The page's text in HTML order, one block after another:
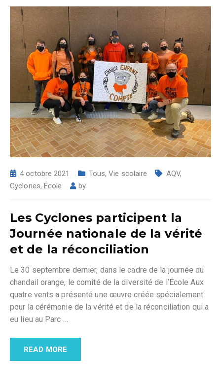
4 octobre 2021 Tous,Vie scolaire AQV,
Cyclones,École by
Les Cyclones participent la
Journée nationale de la vérité
et de la réconciliation
Le 30 septembre dernier, dans le cadre de la journée du
chandail orange, le comité de la diversité de l’École Aux
quatre vents a présenté une œuvre créée spécialement
pour la cérémonie de la vérité et de la réconciliation qui a
eu lieu au Parc …
READ MORE